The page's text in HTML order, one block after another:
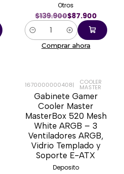
Otros
$139.900$87.900
Cantidad
Comprar ahora
-35%
1670000000408| COOLER
MASTER
Gabinete Gamer
Cooler Master
MasterBox 520 Mesh
White ARGB – 3
Ventiladores ARGB,
Vidrio Templado y
Soporte E-ATX
Deposito